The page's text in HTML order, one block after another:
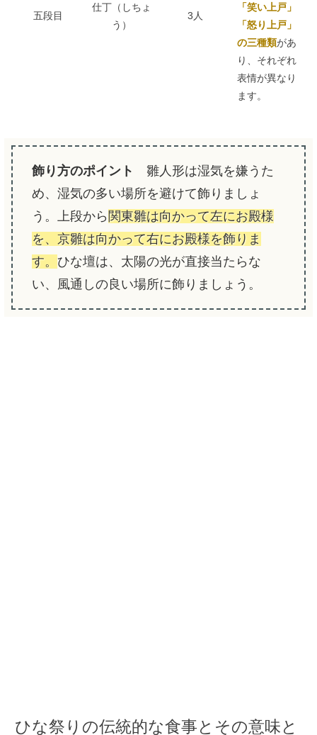
五段目
仕丁（しちょ
う）
3人
「笑い上戸」
「怒り上戸」
の三種類があ
り、それぞれ
表情が異なり
ます。
飾り方のポイント
雛人形は湿気を嫌うた
め、湿気の多い場所を避けて飾りましょ
う。上段から 関東雛は向かって左にお殿様
を、京雛は向かって右にお殿様を飾りま
す。 ひな壇は、太陽の光が直接当たらな
い、風通しの良い場所に飾りましょう。
ひな祭りの伝統的な食事とその意味と